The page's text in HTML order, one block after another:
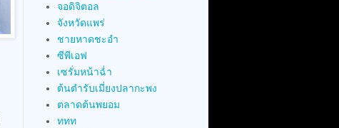
จอดิจิตอล
จังหวัดแพร่
ชายหาดชะอำ
ซีพีเอฟ
เซรั่มหน้าฉ่ำ
ต้นตำรับเมี่ยงปลากะพง
ตลาดต้นพยอม
ททท